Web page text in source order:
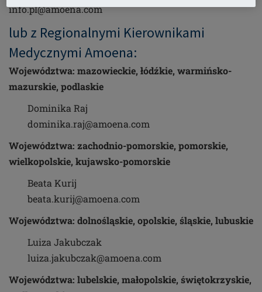
info.pl@amoena.com
lub z Regionalnymi Kierownikami
Medycznymi Amoena:
Województwa: mazowieckie, łódźkie, warmińsko-
mazurskie, podlaskie
Dominika Raj
dominika.raj@amoena.com
Województwa: zachodnio-pomorskie, pomorskie,
wielkopolskie, kujawsko-pomorskie
Beata Kurij
beata.kurij@amoena.com
Województwa: dolnośląskie, opolskie, śląskie, lubuskie
Luiza Jakubczak
luiza.jakubczak@amoena.com
Województwa: lubelskie, małopolskie, świętokrzyskie,